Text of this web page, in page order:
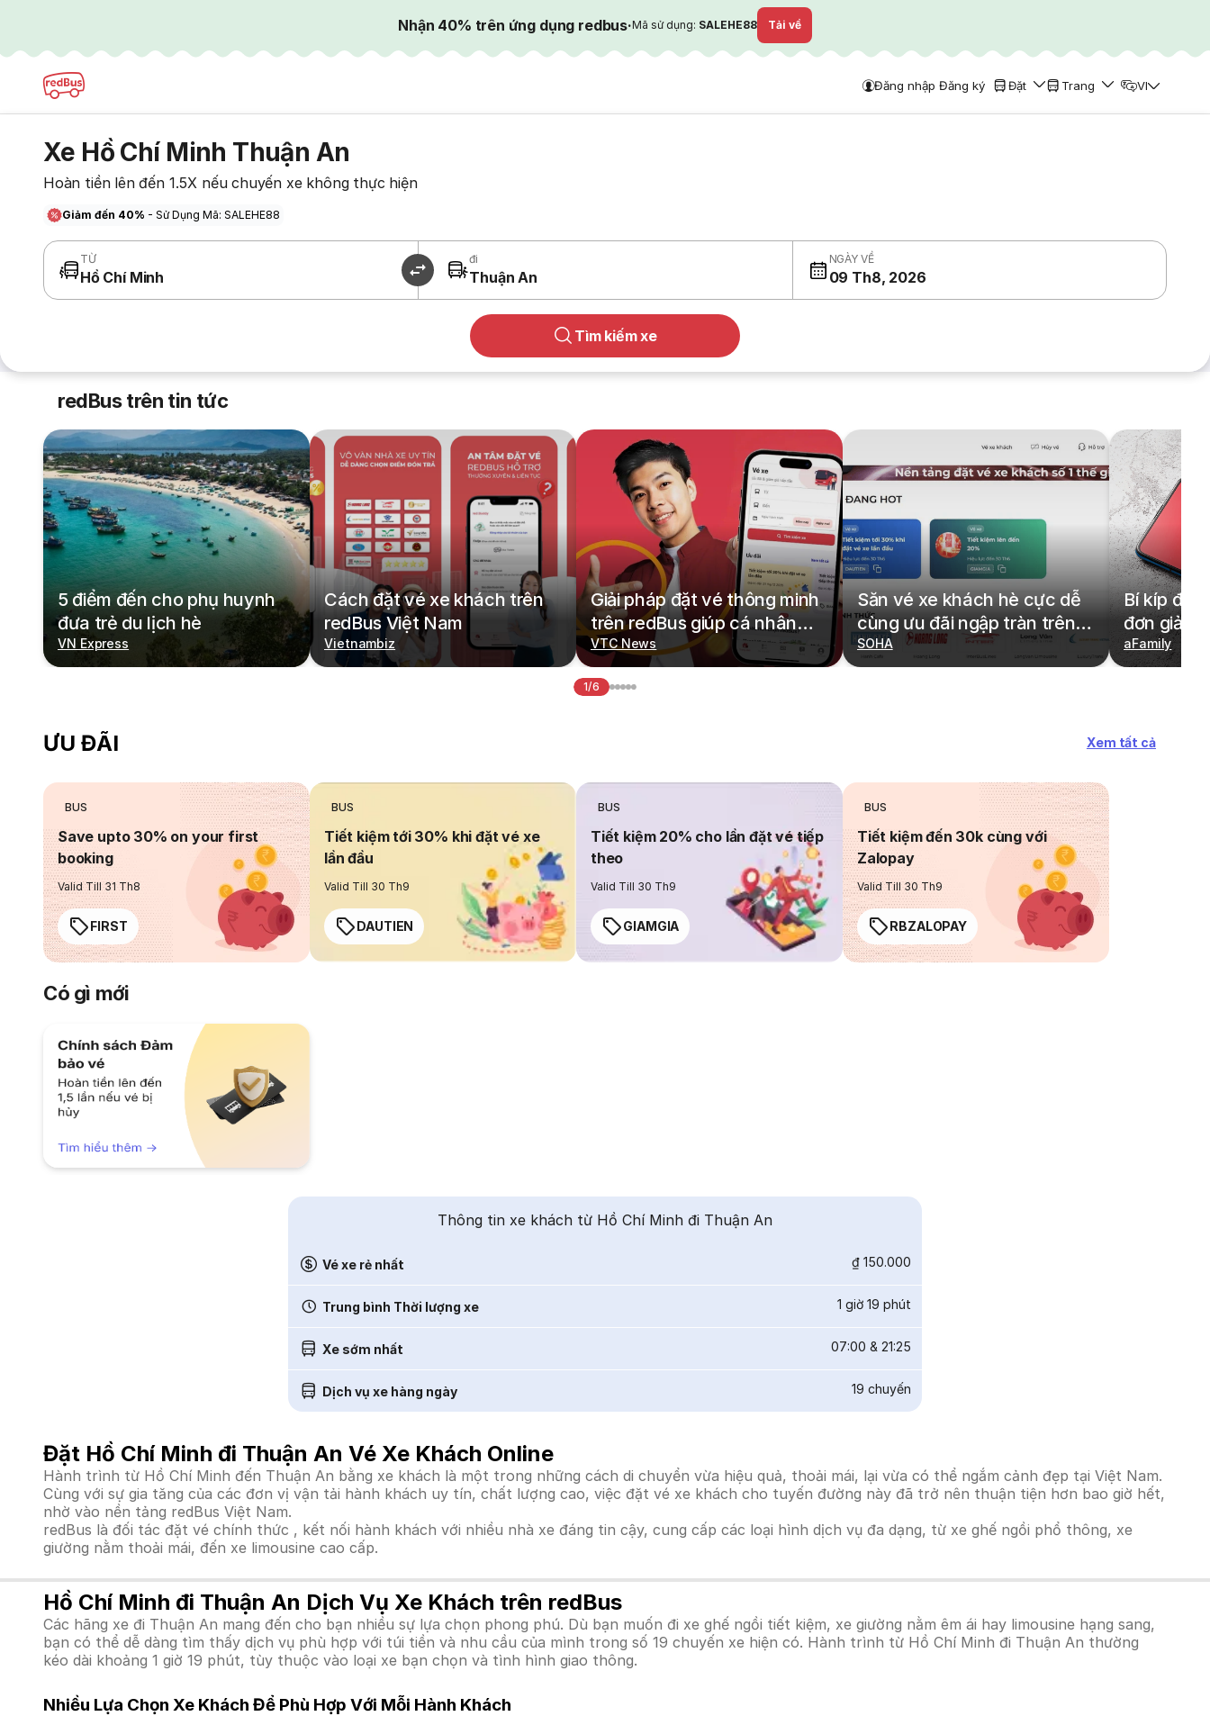
Nhận 40% trên ứng dụng redbus·Mã sử dụng: SALEHE88 Tải về
Đăng nhập Đăng ký Đặt Trang VI
Xe Hồ Chí Minh Thuận An
Hoàn tiền lên đến 1.5X nếu chuyến xe không thực hiện
Giảm đến 40% - Sử Dụng Mã: SALEHE88
TỪ
Hồ Chí Minh
đi
Thuận An
NGÀY VỀ
09 Th8, 2026
Tìm kiếm xe
redBus trên tin tức
5 điểm đến cho phụ huynh
đưa trẻ du lịch hè
VN Express
Cách đặt vé xe khách trên
redBus Việt Nam
Vietnambiz
Giải pháp đặt vé thông minh
trên redBus giúp cá nhân
hoá hành trình di chuyển
VTC News
Săn vé xe khách hè cực dễ
cùng ưu đãi ngập tràn trên
redBus
SOHA
Bí kíp đặt
đơn giản,
cả gia
aFamily
1/6
ƯU ĐÃI Xem tất cả
BUS
Save upto 30% on your first
booking
Valid Till 31 Th8
FIRST
BUS
Tiết kiệm tới 30% khi đặt vé xe
lần đầu
Valid Till 30 Th9
DAUTIEN
BUS
Tiết kiệm 20% cho lần đặt vé tiếp
theo
Valid Till 30 Th9
GIAMGIA
BUS
Tiết kiệm đến 30k cùng với
Zalopay
Valid Till 30 Th9
RBZALOPAY
Có gì mới
Thông tin xe khách từ Hồ Chí Minh đi Thuận An
Vé xe rẻ nhất ₫ 150.000
Trung bình Thời lượng xe 1 giờ 19 phút
Xe sớm nhất 07:00 & 21:25
Dịch vụ xe hàng ngày 19 chuyến
Đặt Hồ Chí Minh đi Thuận An Vé Xe Khách Online
Hành trình từ Hồ Chí Minh đến Thuận An bằng xe khách là một trong những cách di chuyển vừa hiệu quả, thoải mái, lại vừa có thể ngắm cảnh đẹp tại Việt Nam.
Cùng với sự gia tăng của các đơn vị vận tải hành khách uy tín, chất lượng cao, việc đặt vé xe khách cho tuyến đường này đã trở nên thuận tiện hơn bao giờ hết,
nhờ vào nền tảng redBus Việt Nam.
redBus là đối tác đặt vé chính thức , kết nối hành khách với nhiều nhà xe đáng tin cậy, cung cấp các loại hình dịch vụ đa dạng, từ xe ghế ngồi phổ thông, xe
giường nằm thoải mái, đến xe limousine cao cấp.
Hồ Chí Minh đi Thuận An Dịch Vụ Xe Khách trên redBus
Các hãng xe đi Thuận An mang đến cho bạn nhiều sự lựa chọn phong phú. Dù bạn muốn đi xe ghế ngồi tiết kiệm, xe giường nằm êm ái hay limousine hạng sang,
bạn có thể dễ dàng tìm thấy dịch vụ phù hợp với túi tiền và nhu cầu của mình trong số 19 chuyến xe hiện có. Hành trình từ Hồ Chí Minh đi Thuận An thường
kéo dài khoảng 1 giờ 19 phút, tùy thuộc vào loại xe bạn chọn và tình hình giao thông.
Nhiều Lựa Chọn Xe Khách Để Phù Hợp Với Mỗi Hành Khách